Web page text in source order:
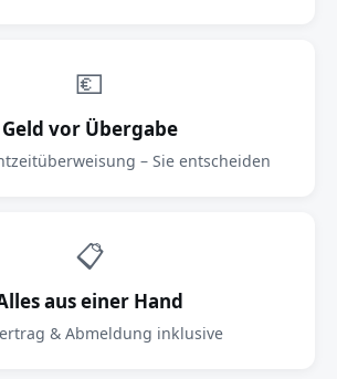
💶
Geld vor Übergabe
– Sie entscheiden
📋
aus einer Hand
& Abmeldung inklusive